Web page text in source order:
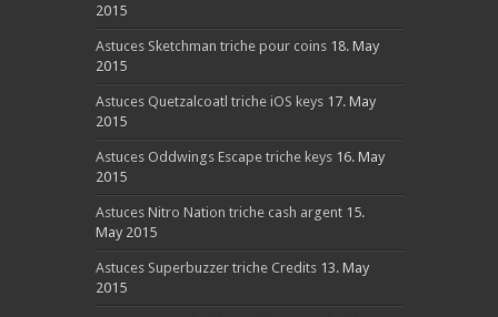
2015
Astuces Sketchman triche pour coins 18. May
2015
Astuces Quetzalcoatl triche iOS keys 17. May
2015
Astuces Oddwings Escape triche keys 16. May
2015
Astuces Nitro Nation triche cash argent 15.
May 2015
Astuces Superbuzzer triche Credits 13. May
2015